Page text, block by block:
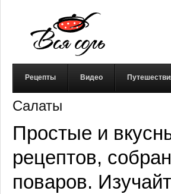
Рецепты Видео
Салаты
Простые и
рецептов,
поваров.